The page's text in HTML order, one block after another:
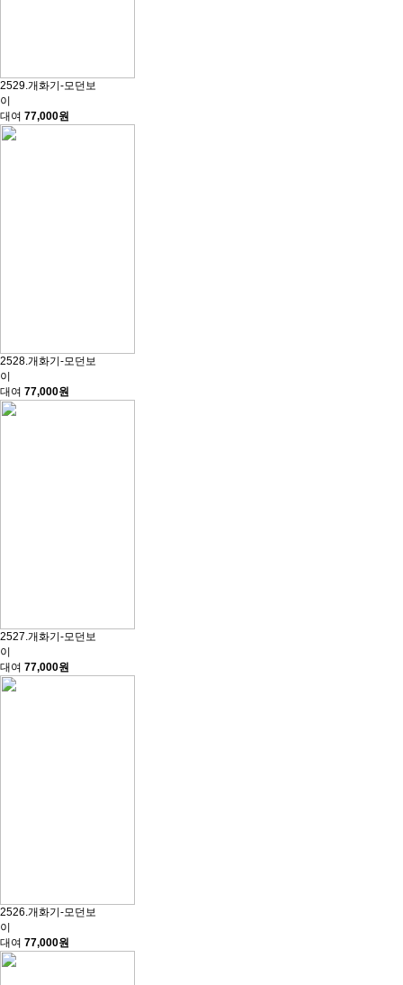
2529.개화기-모던보
이
대여 77,000원
2528.개화기-모던보
이
대여 77,000원
2527.개화기-모던보
이
대여 77,000원
2526.개화기-모던보
이
대여 77,000원